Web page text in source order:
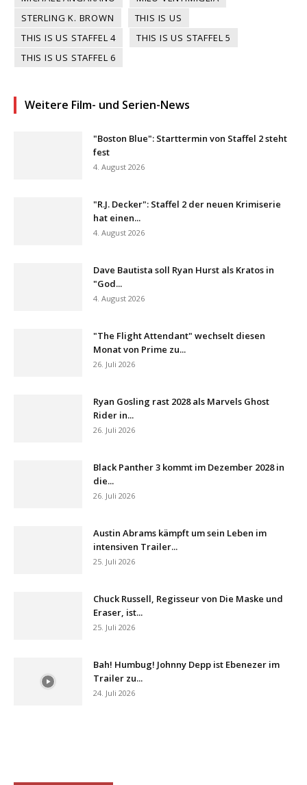
STERLING K. BROWN
THIS IS US
THIS IS US STAFFEL 4
THIS IS US STAFFEL 5
THIS IS US STAFFEL 6
Weitere Film- und Serien-News
"Boston Blue": Starttermin von Staffel 2 steht
fest
4. August 2026
"R.J. Decker": Staffel 2 der neuen Krimiserie
hat einen...
4. August 2026
Dave Bautista soll Ryan Hurst als Kratos in
"God...
4. August 2026
"The Flight Attendant" wechselt diesen
Monat von Prime zu...
26. Juli 2026
Ryan Gosling rast 2028 als Marvels Ghost
Rider in...
26. Juli 2026
Black Panther 3 kommt im Dezember 2028 in
die...
26. Juli 2026
Austin Abrams kämpft um sein Leben im
intensiven Trailer...
25. Juli 2026
Chuck Russell, Regisseur von Die Maske und
Eraser, ist...
25. Juli 2026
Bah! Humbug! Johnny Depp ist Ebenezer im
Trailer zu...
24. Juli 2026